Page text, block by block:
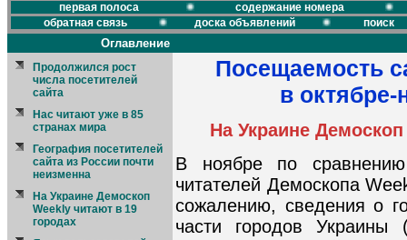
первая полоса
содержание номера
обратная связь
доска объявлений поиск
Оглавление
Продолжился рост
числа посетителей
сайта
Нас читают уже в 85
странах мира
География посетителей
сайта из России почти
неизменна
На Украине Демоскоп
Weekly читают в 19
городах
Посещаемость
в октябре-
На Украине
В ноябре по
читателей Демоскопа
сожалению, сведения о
части городов Украины